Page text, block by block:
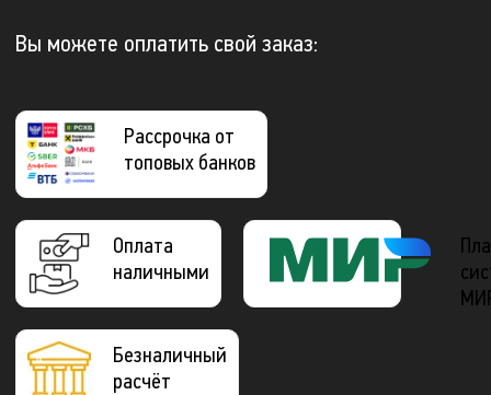
Вы можете оплатить свой заказ:
Рассрочка от
топовых банков
Оплата
наличными
Безналичный
расчёт